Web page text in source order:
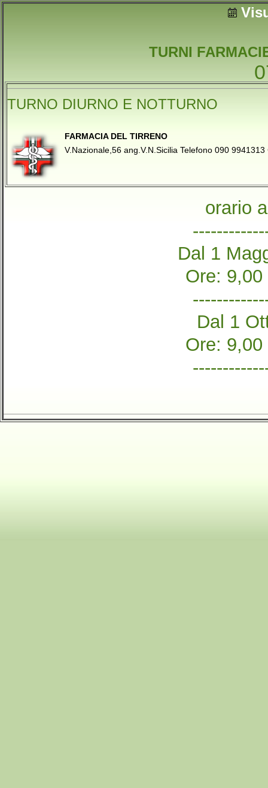
TURNI
TURNO DIURNO E NOTTURNO
FARMACIA DEL TIRRENO
V.Nazionale,56 ang.V.N.Sicilia Telefono 090
orario
Dal 1
Ore:
Dal 1
Ore: